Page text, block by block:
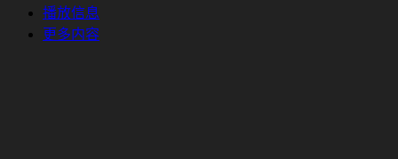
播放信息
更多内容